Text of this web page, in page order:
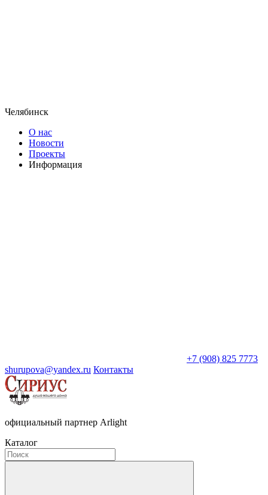
Челябинск
О нас
Новости
Проекты
Информация
+7 (908) 825 7773
shurupova@yandex.ru Контакты
официальный партнер Arlight
Каталог